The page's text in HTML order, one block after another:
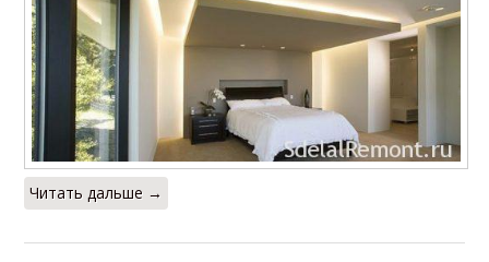
Читать дальше →